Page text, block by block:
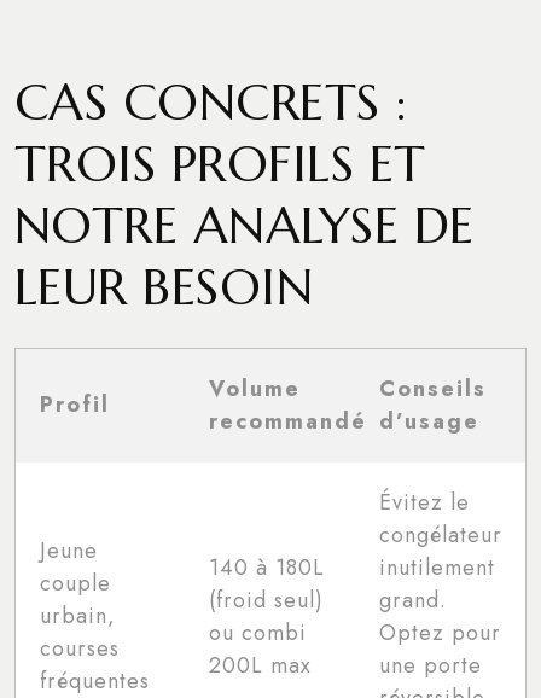
CAS CONCRETS :
TROIS PROFILS ET
NOTRE ANALYSE DE
LEUR BESOIN
Profil
Volume
recommandé
Conseils
d’usage
Jeune
couple
urbain,
courses
fréquentes
140 à 180L
(froid seul)
ou combi
200L max
Évitez le
congélateur
inutilement
grand.
Optez pour
une porte